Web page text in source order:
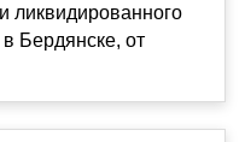
ликвидированного
Бердянске, от